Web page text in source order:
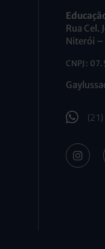
Rua Cel.
Niterói
CNPJ: